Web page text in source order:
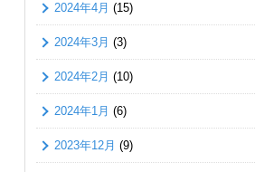
2024年4月 (15)
2024年3月 (3)
2024年2月 (10)
2024年1月 (6)
2023年12月 (9)